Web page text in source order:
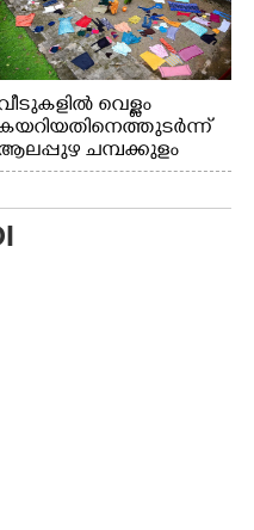
വെള്ളം
ചമ്പക്കുളം
തോമസ്
മഴ